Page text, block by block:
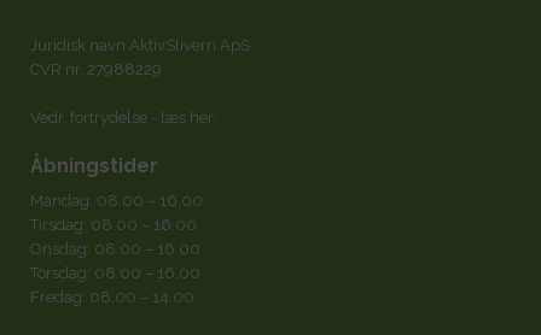
Juridisk navn AktivSlivern ApS
CVR nr. 27988229
Vedr. fortrydelse - læs her
Åbningstider
Mandag: 08.00 – 16.00
Tirsdag: 08.00 – 16.00
Onsdag: 08.00 – 16.00
Torsdag: 08.00 – 16.00
Fredag: 08.00 – 14.00